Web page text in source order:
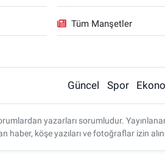
Tüm Manşetler
Güncel Spor
yazarları sorumludur.
haber, köşe yazıları ve fotoğraflar izin